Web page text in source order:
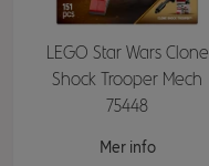
LEGO Star Wars Clone
Shock Trooper Mech
75448
Mer info